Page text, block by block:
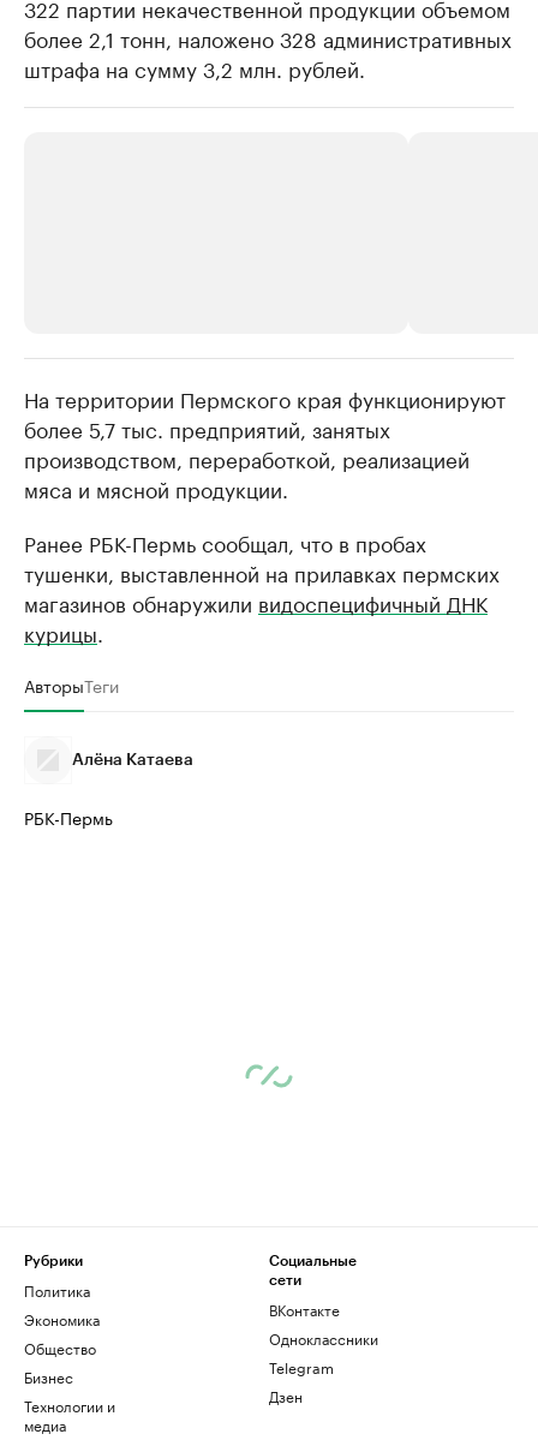
322 партии некачественной продукции объемом
более 2,1 тонн, наложено 328 административных
штрафа на сумму 3,2 млн. рублей.
Крупнейшие производители и
продавцы медийной продукции
Ознакомьтесь с информацией в каталоге
На территории Пермского края функционируют
более 5,7 тыс. предприятий, занятых
производством, переработкой, реализацией
мяса и мясной продукции.
Ранее РБК-Пермь сообщал, что в пробах
тушенки, выставленной на прилавках пермских
магазинов обнаружили видоспецифичный ДНК
курицы
АвторыТеги
Алёна Катаева
РБК-Пермь
Рубрики
Политика
Экономика
Общество
Бизнес
Технологии и
медиа
Социальные
сети
ВКонтакте
Одноклассники
Telegram
Дзен